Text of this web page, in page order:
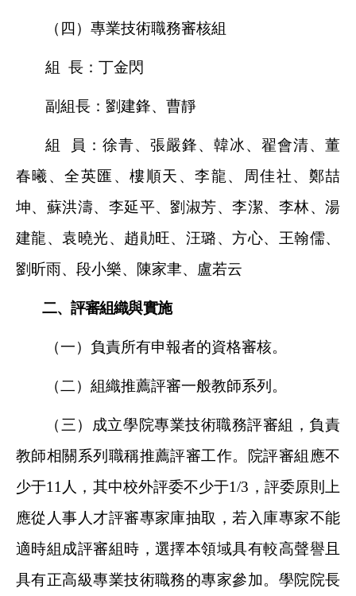
（四）專業技術職務審核組
組 長：丁金閃
副組長：劉建鋒、曹靜
組 員：徐青、張嚴鋒、韓冰、翟會清、董
春曦、全英匯、樓順天、李龍、周佳社、鄭喆
坤、蘇洪濤、李延平、劉淑芳、李潔、李林、湯
建龍、袁曉光、趙勛旺、汪璐、方心、王翰儒、
劉昕雨、段小樂、陳家聿、盧若云
二、評審組織與實施
（一）負責所有申報者的資格審核。
（二）組織推薦評審一般教師系列。
（三）成立學院專業技術職務評審組，負責
教師相關系列職稱推薦評審工作。院評審組應不
少于11人，其中校外評委不少于1/3，評委原則上
應從人事人才評審專家庫抽取，若入庫專家不能
適時組成評審組時，選擇本領域具有較高聲譽且
具有正高級專業技術職務的專家參加。學院院長